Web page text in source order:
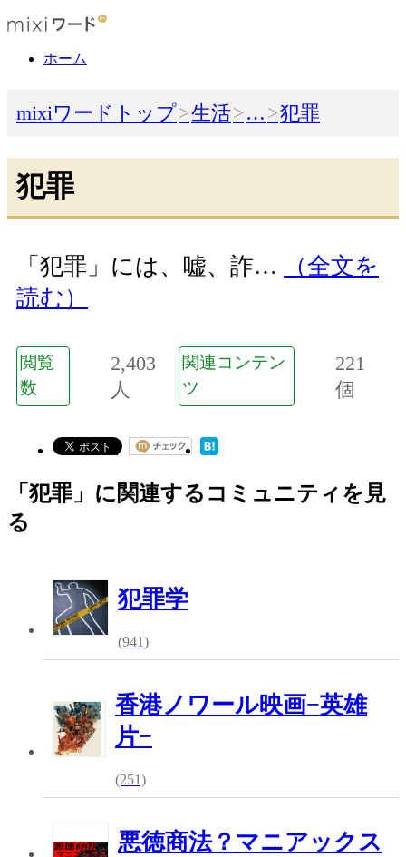
ホーム
mixiワードトップ 生活 … 犯罪
犯罪
「犯罪」には、嘘、詐…
（全文を
読む）
閲覧
数
2,403
人
関連コンテン
ツ
221
個
「犯罪」に関連するコミュニティを見
る
犯罪学
(941)
香港ノワール映画−英雄
片−
(251)
悪徳商法？マニアックス